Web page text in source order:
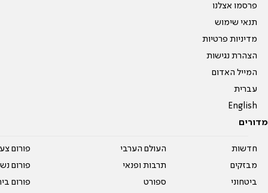
פרסמו אצלנו
תנאי שימוש
מדיניות פרטיות
הצהרת נגישות
המייל האדום
עברית
English
מדורים
חדשות
מבזקים
ביטחוני
העולם הערבי
תרבות ופנאי
ספורט
פורום
פורום
פורום